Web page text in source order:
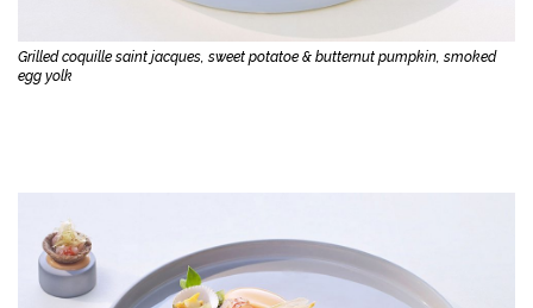
Grilled coquille saint jacques, sweet potatoe & butternut pumpkin, smoked
egg yolk